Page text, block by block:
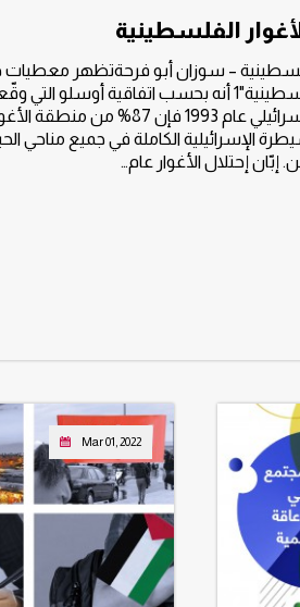
الفلسطينية
– سوزان أبو فرحةتظهر معطيات
للطفولة المبكرة في الأغوار الفلسطينية"1 أنه بحسب
التحرير الفلسطينية والإحتلال الإسرائيلي عام
الإسرائيلية الكاملة في جميع مناحي
إبّان إحتلال الأغوار عام…
Mar 01, 2022